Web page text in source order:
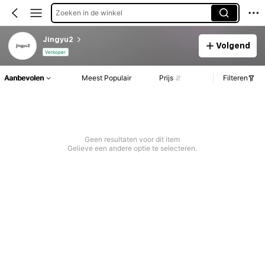
Zoeken in de winkel
Jingyu2
Verkoper
Volgend
Aanbevolen Meest Populair Prijs Filteren
Geen resultaten voor dit item
Gelieve een andere optie te selecteren.